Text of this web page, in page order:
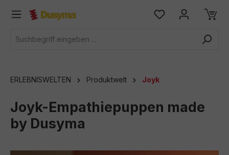
springen
ERLEBNISWELTEN Produktwelt Joyk
Joyk-Empathiepuppen made
by Dusyma